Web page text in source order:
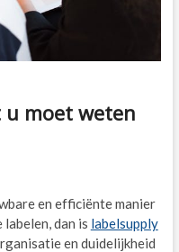
u moet weten
en efficiënte manier
dan is labelsupply
en duidelijkheid